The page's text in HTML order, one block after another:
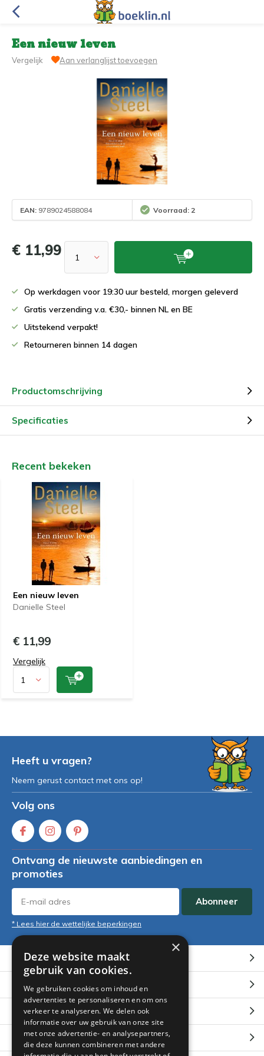
Een nieuw leven
Vergelijk Aan verlanglijst toevoegen
EAN: 9789024588084 Voorraad: 2
€ 11,99
Op werkdagen voor 19:30 uur besteld, morgen geleverd
Gratis verzending v.a. €30,- binnen NL en BE
Uitstekend verpakt!
Retourneren binnen 14 dagen
Productomschrijving
Specificaties
Recent bekeken
Een nieuw leven
Danielle Steel
€ 11,99
Vergelijk
Heeft u vragen?
Neem gerust contact met ons op!
Volg ons
Ontvang de nieuwste aanbiedingen en
promoties
Abonneer
* Lees hier de wettelijke beperkingen
Klantenservice
Mijn account
Categorieën
Contact
×
Deze website maakt
gebruik van cookies.
We gebruiken cookies om inhoud en
advertenties te personaliseren en om ons
verkeer te analyseren. We delen ook
informatie over uw gebruik van onze site
met onze advertentie- en analysepartners,
die deze kunnen combineren met andere